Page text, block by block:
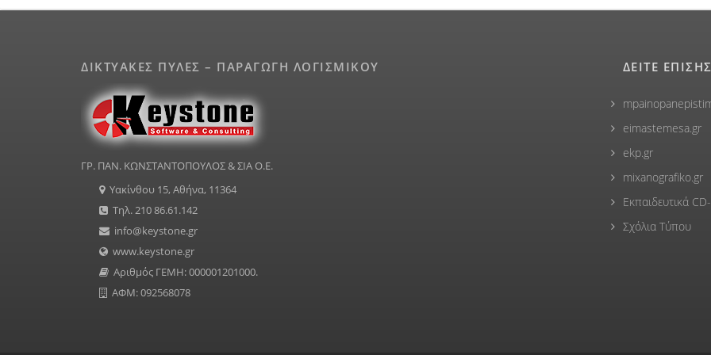
ΔΙΚΤΥΑΚΕΣ ΠΥΛΕΣ – ΠΑΡΑΓΩΓΗ ΛΟΓΙΣΜΙΚΟΥ
ΓΡ. ΠΑΝ. ΚΩΝΣΤΑΝΤΟΠΟΥΛΟΣ & ΣΙΑ Ο.Ε.
Υακίνθου 15, Αθήνα, 11364
Τηλ. 210 86.61.142
info@keystone.gr
www.keystone.gr
Αριθμός ΓΕΜΗ: 000001201000.
ΑΦΜ: 092568078
ΔΕΙΤΕ ΕΠΙΣΗΣ
eimastemesa.gr
ekp.gr
mixanografiko.gr
Εκπαιδευτικά
Σχόλια Τύπου